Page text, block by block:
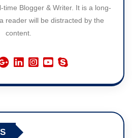
time Blogger & Writer. It is a long-
reader will be distracted by the
content.